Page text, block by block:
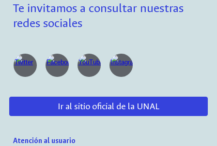
Te invitamos a consultar nuestras
redes sociales
Ir al sitio oficial de la UNAL
Atención al usuario